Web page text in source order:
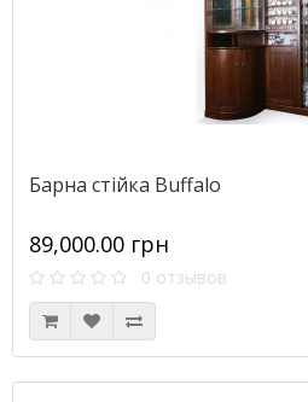
Барна стійка Buffalo
89,000.00 грн
0 отзывов